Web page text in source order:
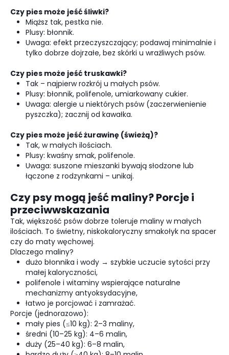
Czy pies może jeść śliwki?
Miąższ tak, pestka nie.
Plusy: błonnik.
Uwaga: efekt przeczyszczający; podawaj minimalnie i
tylko dobrze dojrzałe, bez skórki u wrażliwych psów.
Czy pies może jeść truskawki?
Tak – najpierw rozkrój u małych psów.
Plusy: błonnik, polifenole, umiarkowany cukier.
Uwaga: alergie u niektórych psów (zaczerwienienie
pyszczka); zacznij od kawałka.
Czy pies może jeść żurawinę (świeżą)?
Tak, w małych ilościach.
Plusy: kwaśny smak, polifenole.
Uwaga: suszone mieszanki bywają słodzone lub
łączone z rodzynkami – unikaj.
Czy psy mogą jeść maliny? Porcje i
przeciwwskazania
Tak, większość psów dobrze toleruje maliny w małych
ilościach. To świetny, niskokaloryczny smakołyk na spacer
czy do maty węchowej.
Dlaczego maliny?
dużo błonnika i wody → szybkie uczucie sytości przy
małej kaloryczności,
polifenole i witaminy wspierające naturalne
mechanizmy antyoksydacyjne,
łatwo je porcjować i zamrażać.
Porcje (jednorazowo):
mały pies (≤10 kg): 2–3 maliny,
średni (10–25 kg): 4–6 malin,
duży (25–40 kg): 6–8 malin,